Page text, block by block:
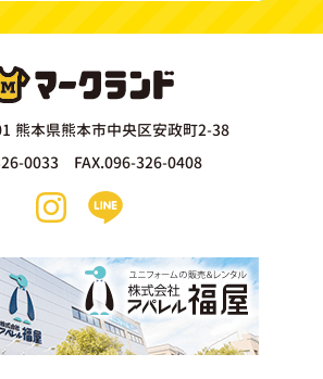
熊本県熊本市中央区安政町2-38
0033 FAX.096-326-0408